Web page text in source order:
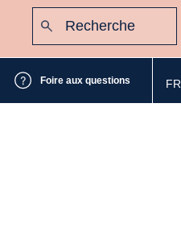
Foire aux questions FR